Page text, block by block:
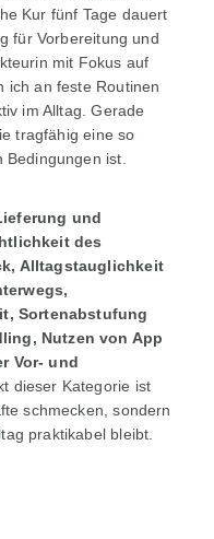
Kur fünf Tage dauert
für Vorbereitung und
mit Fokus auf
ich an feste Routinen
im Alltag. Gerade
tragfähig eine so
ist.
und
des
Alltagstauglichkeit
Sortenabstufung
Nutzen von App
Vor- und
dieser Kategorie ist
schmecken, sondern
praktikabel bleibt.